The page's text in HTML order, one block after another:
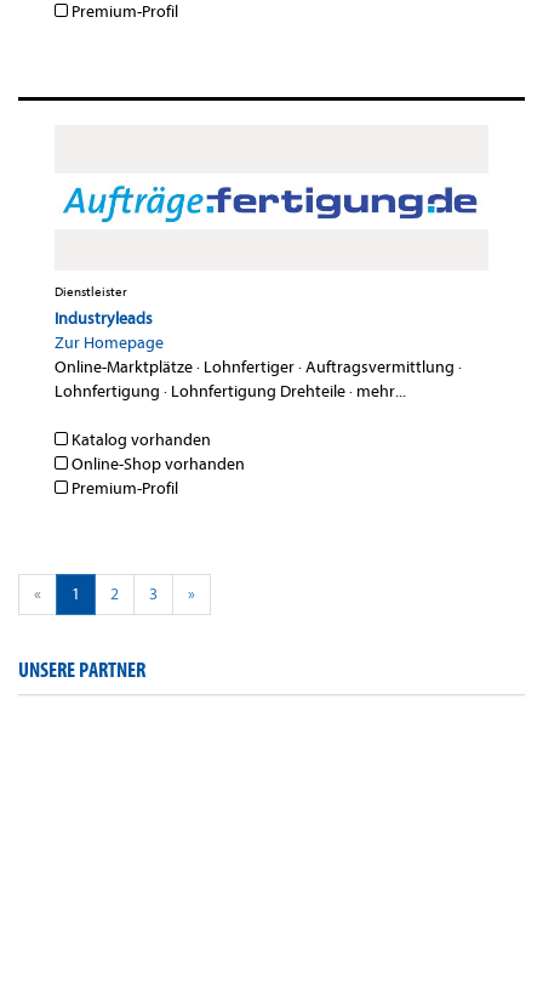
Premium-Profil
Dienstleister
Industryleads
Zur Homepage
Online-Marktplätze· Lohnfertiger·Auftragsvermittlung ·
Lohnfertigung · Lohnfertigung Drehteile· mehr...
Katalog vorhanden
Online-Shop vorhanden
Premium-Profil
« 1 2 3 »
UNSERE PARTNER